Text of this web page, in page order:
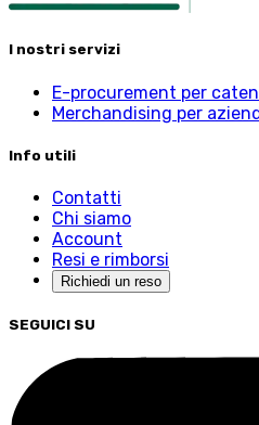
I nostri servizi
E-procurement per
Merchandising per
Info utili
Contatti
Chi siamo
Account
Resi e rimborsi
Richiedi un reso
SEGUICI SU